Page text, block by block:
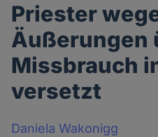
Priester
Äußerungen
Missbrauch
versetzt
Daniela Wakonigg